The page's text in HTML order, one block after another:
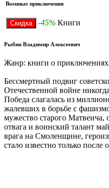
Военные приключения
-45% Книги
Рыбин Владимир Алексеевич
Жанр: книги о
Бессмертный подвиг
Отечественной войне
Победа слагалась из
жалевших в борьбе с
мужество старого Матвеича,
отвага и воинский талант
врага на Смоленщине,
стало известно только